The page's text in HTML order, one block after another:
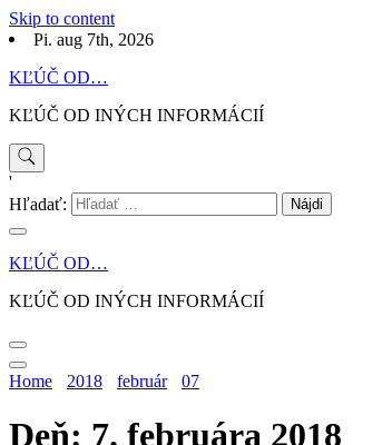
Skip to content
Pi. aug 7th, 2026
KĽÚČ OD…
KĽÚČ OD INÝCH INFORMÁCIÍ
'
Hľadať:
KĽÚČ OD…
KĽÚČ OD INÝCH INFORMÁCIÍ
Home 2018 február 07
Deň: 7. februára 2018